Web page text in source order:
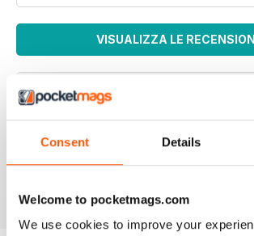
Consent Details
Welcome to pocketmags.com
We use cookies to improve your
VISUALIZZA LE